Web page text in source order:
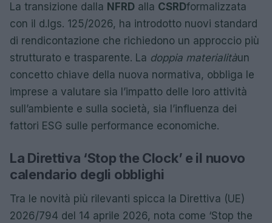
La transizione dalla NFRD alla CSRDformalizzata
con il d.lgs. 125/2026, ha introdotto nuovi standard
di rendicontazione che richiedono un approccio più
strutturato e trasparente. La doppia materialitàun
concetto chiave della nuova normativa, obbliga le
imprese a valutare sia l’impatto delle loro attività
sull’ambiente e sulla società, sia l’influenza dei
fattori ESG sulle performance economiche.
La Direttiva ‘Stop the Clock’ e il nuovo
calendario degli obblighi
Tra le novità più rilevanti spicca la Direttiva (UE)
2026/794 del 14 aprile 2026, nota come ‘Stop the